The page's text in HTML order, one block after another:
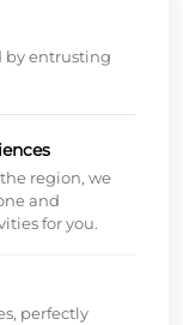
by entrusting
region, we
and
for you.
perfectly